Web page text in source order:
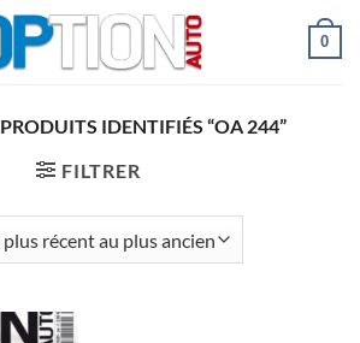
0
PRODUITS IDENTIFIÉS “OA 244”
FILTRER